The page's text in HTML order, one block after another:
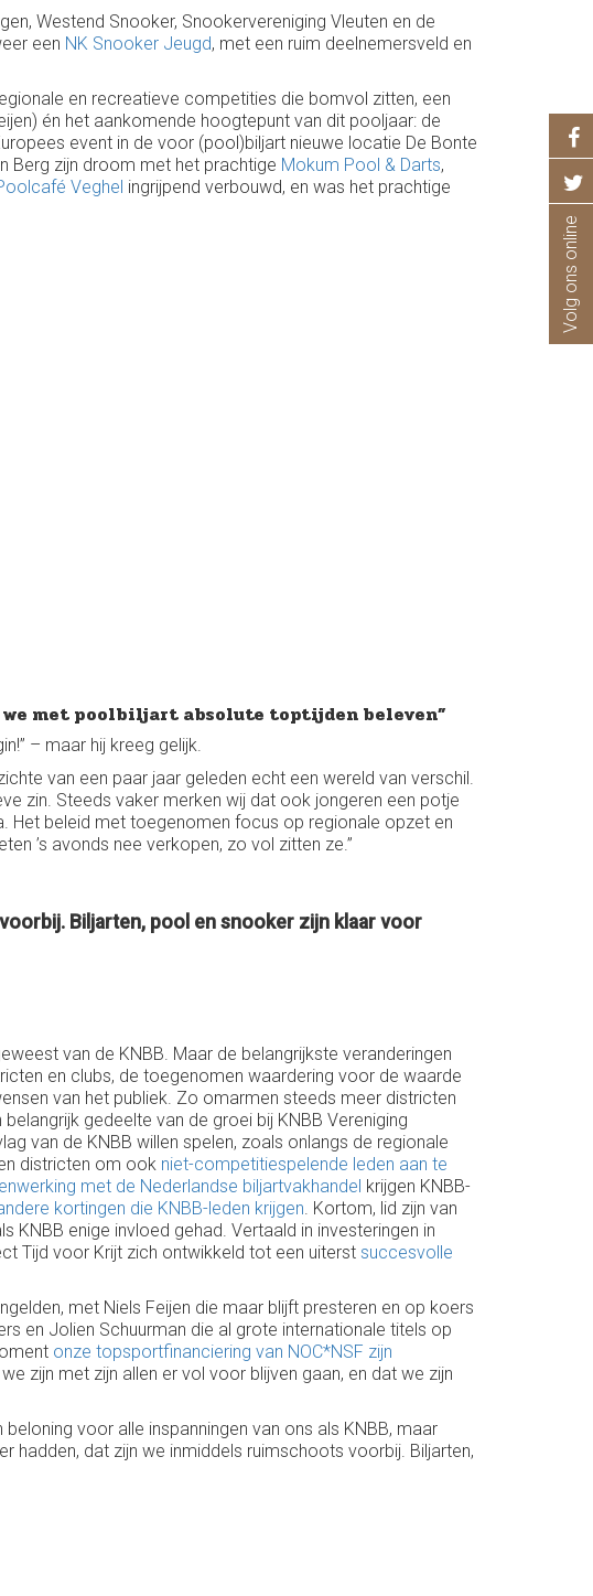
Westend Snooker, Snookervereniging Vleuten en de
een NK Snooker Jeugd, met een ruim deelnemersveld en
en recreatieve competities die bomvol zitten, een
én het aankomende hoogtepunt van dit pooljaar: de
event in de voor (pool)biljart nieuwe locatie De Bonte
Berg zijn droom met het prachtige Mokum Pool & Darts,
Veghel ingrijpend verbouwd, en was het prachtige
met poolbiljart absolute toptijden beleven”
– maar hij kreeg gelijk.
van een paar jaar geleden echt een wereld van verschil.
zin. Steeds vaker merken wij dat ook jongeren een potje
Het beleid met toegenomen focus op regionale opzet en
’s avonds nee verkopen, zo vol zitten ze.”
Biljarten, pool en snooker zijn klaar voor
van de KNBB. Maar de belangrijkste veranderingen
en clubs, de toegenomen waardering voor de waarde
van het publiek. Zo omarmen steeds meer districten
gedeelte van de groei bij KNBB Vereniging
van de KNBB willen spelen, zoals onlangs de regionale
districten om ook niet-competitiespelende leden aan te
met de Nederlandse biljartvakhandel krijgen KNBB-
kortingen die KNBB-leden krijgen . Kortom, lid zijn van
enige invloed gehad. Vertaald in investeringen in
Tijd voor Krijt zich ontwikkeld tot een uiterst succesvolle
met Niels Feijen die maar blijft presteren en op koers
en Jolien Schuurman die al grote internationale titels op
onze topsportfinanciering van NOC*NSF zijn
zijn met zijn allen er vol voor blijven gaan, en dat we zijn
voor alle inspanningen van ons als KNBB, maar
hadden, dat zijn we inmiddels ruimschoots voorbij. Biljarten,
Volg ons online